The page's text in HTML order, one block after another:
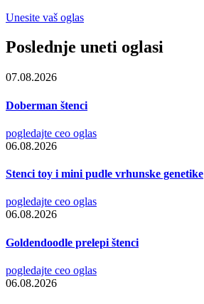
Unesite vaš oglas
Poslednje uneti oglasi
07.08.2026
Doberman štenci
pogledajte ceo oglas
06.08.2026
Stenci toy i mini pudle vrhunske genetike
pogledajte ceo oglas
06.08.2026
Goldendoodle prelepi štenci
pogledajte ceo oglas
06.08.2026